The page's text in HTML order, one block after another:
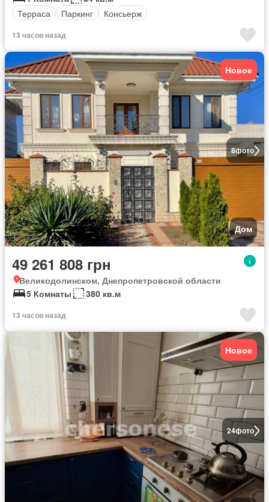
Терраса
Паркинг Консьерж
13 часов назад
8фото
Новое
Дом
49 261 808 грн
Великодолинском, Днепропетровской области
5 Комнаты
380 кв.м
13 часов назад
24фото
Новое